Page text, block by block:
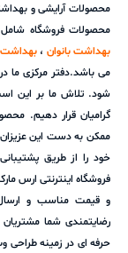
محصولات آرایشی و
محصولات فروشگاه
بهداشت بانوان ،بهداشت
می باشد.دفتر مرکزی ما
شود. تلاش ما بر این
گرامیان قرار دهیم.
ممکن به دست این عزیزان
فروشگاه اینترنتی ارس
و قیمت مناسب و
رضایتمندی شما
حرفه ای در زمینه طراحی